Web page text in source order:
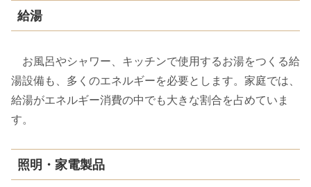
給湯
お風呂やシャワー、キッチンで使用するお湯をつくる給
湯設備も、多くのエネルギーを必要とします。家庭では、
給湯がエネルギー消費の中でも大きな割合を占めていま
す。
照明・家電製品